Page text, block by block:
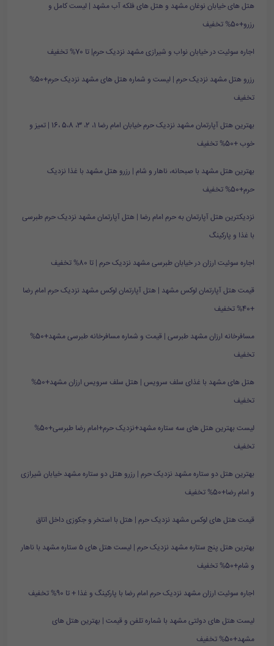
هتل های خیابان نوغان مشهد و هتل های فلکه آب مشهد | لیست کامل و
رزرو+50% تخفیف
اجاره سوئیت در خیابان نواب و شیرازی مشهد نزدیک حرم| تا 70% تخفیف
رزرو هتل مشهد نزدیک حرم | لیست و شماره هتل های مشهد نزدیک حرم+50%
تخفیف
بهترین هتل آپارتمان مشهد نزدیک حرم خیابان امام رضا 1، 2، 3، 5،8 ،16 | تمیز و
خوب +50% تخفیف
بهترین هتل مشهد با صبحانه، ناهار و شام | رزرو هتل مشهد با غذا نزدیک
حرم+50% تخفیف
نزدیکترین هتل آپارتمان به حرم امام رضا | هتل آپارتمان مشهد نزدیک حرم طبرسی
با غذا و پارکینگ
اجاره سوئیت ارزان در خیابان طبرسی مشهد نزدیک حرم | تا 80% تخفیف
قیمت هتل آپارتمان لوکس مشهد | هتل آپارتمان لوکس مشهد نزدیک حرم امام رضا
+40% تخفیف
مسافرخانه ارزان مشهد طبرسی | قیمت و شماره مسافرخانه طبرسی مشهد+50%
تخفیف
هتل های مشهد با غذای سلف سرویس | هتل سلف سرویس ارزان مشهد+50%
تخفیف
لیست بهترین هتل های سه ستاره مشهد+نزدیک حرم+امام رضا طبرسی+50%
تخفیف
بهترین هتل دو ستاره مشهد نزدیک حرم | رزرو هتل دو ستاره مشهد خیابان شیرازی
و امام رضا+50% تخفیف
قیمت هتل های لوکس مشهد نزدیک حرم | هتل با استخر و جکوزی داخل اتاق
بهترین هتل پنج ستاره مشهد نزدیک حرم | لیست هتل های ۵ ستاره مشهد با ناهار
و شام+50% تخفیف
اجاره سوئیت ارزان مشهد نزدیک حرم امام رضا با پارکینگ و غذا + تا 90% تخفیف
لیست هتل های دولتی مشهد با شماره تلفن و قیمت | بهترین هتل های
مشهد+50% تخفیف